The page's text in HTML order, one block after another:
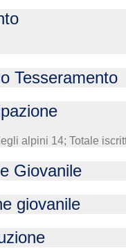
Tesseramento
alpini 14; Totale
Giovanile
giovanile